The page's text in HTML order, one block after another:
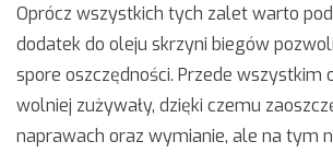
Oprócz wszystkich tych zalet warto
dodatek do oleju skrzyni biegów
spore oszczędności. Przede wszystkim
wolniej zużywały, dzięki czemu
naprawach oraz wymianie, ale na tym